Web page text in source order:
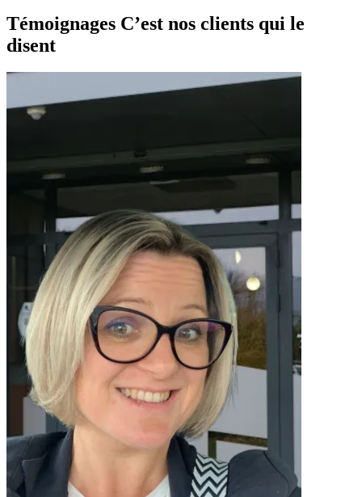
Témoignages C’est nos clients qui le
disent